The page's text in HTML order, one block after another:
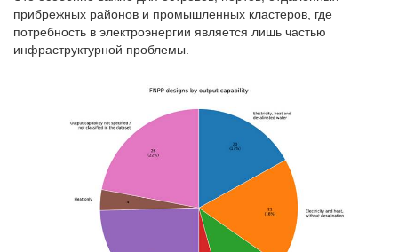
прибрежных районов и промышленных кластеров, где
потребность в электроэнергии является лишь частью
инфраструктурной проблемы.